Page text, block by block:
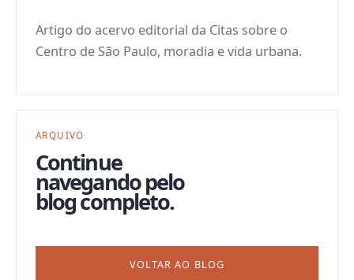
Artigo do acervo editorial da Citas sobre o
Centro de São Paulo, moradia e vida urbana.
ARQUIVO
Continue
navegando pelo
blog completo.
VOLTAR AO BLOG